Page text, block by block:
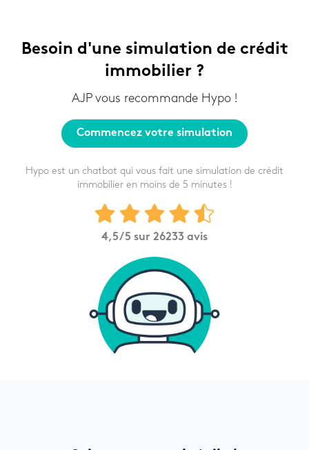
Besoin d'une simulation de crédit
immobilier ?
AJP vous recommande Hypo !
Commencez votre simulation
Hypo est un chatbot qui vous fait une simulation de crédit
immobilier en moins de 5 minutes !
4,5/5 sur 26233 avis